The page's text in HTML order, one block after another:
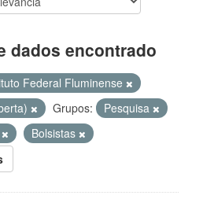
dados encontrado
Federal Fluminense
Grupos:
Pesquisa
Bolsistas